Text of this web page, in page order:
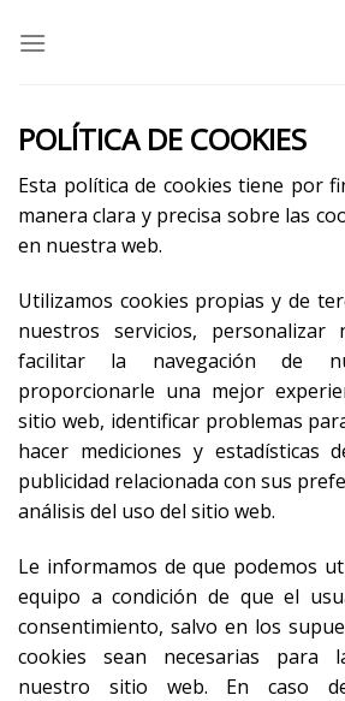
POLÍTICA DE COOKIES
Esta política de cookies tiene por
manera clara y precisa sobre las
en nuestra web.
Utilizamos cookies propias y de
nuestros servicios,
facilitar la navegación de
proporcionarle una mejor
sitio web, identificar problemas
hacer mediciones y estadísticas
publicidad relacionada con sus
análisis del uso del sitio web.
Le informamos de que podemos
equipo a condición de que el
consentimiento, salvo en los
cookies sean necesarias para
nuestro sitio web. En caso